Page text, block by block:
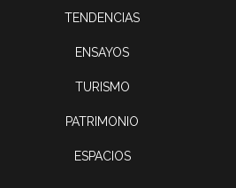
TENDENCIAS
ENSAYOS
TURISMO
PATRIMONIO
ESPACIOS